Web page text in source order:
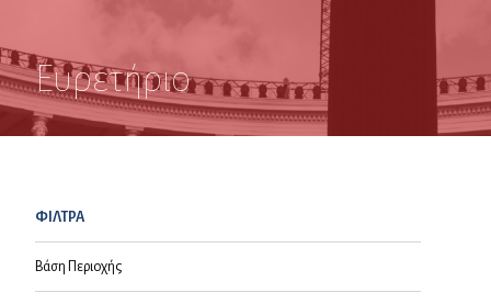
Ευρετήριο
ΦΙΛΤΡΑ
Βάση Περιοχής